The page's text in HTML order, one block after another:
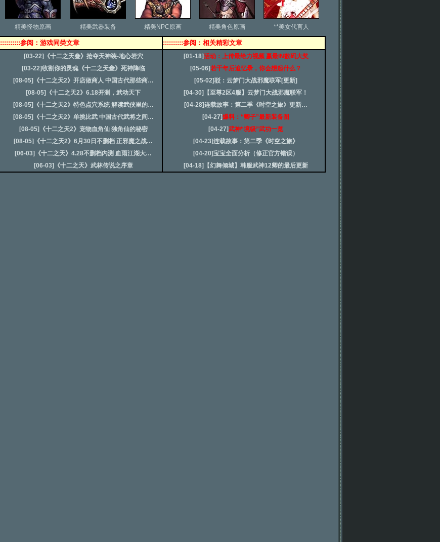
精美怪物原画 精美武器装备 精美NPC原画 精美角色原画 **美女代言人
::::::::::参阅：游戏同类文章 ::::::::::参阅：相关精彩文章
[03-22]
《十二之天叁》抢夺天神装-地心岩穴
[03-22]收割你的灵魂《十二之天叁》死神降临
[08-05]
《十二之天2》开店做商人 中国古代那些商…
[08-05]
《十二之天2》6.18开测，武动天下
[08-05]
《十二之天2》特色点穴系统 解读武侠里的…
[08-05]
《十二之天2》单挑比武 中国古代武将之间…
[08-05]
《十二之天2》宠物血角仙 独角仙的秘密
[08-05]
《十二之天2》6月30日不删档 正邪魔之战…
[06-03]
《十二之天》4.28不删档内测 血雨江湖大…
[06-03]
《十二之天》武林传说之序章
[01-18]活动：上传最给力视频 赢最IN数码大奖
[05-06]若干年后追忆录，你会想起什么？
[05-02]驳：云梦门大战邪魔联军[更新]
[04-30]
【至尊2区4服】云梦门大战邪魔联军！
[04-28]连载故事：第二季《时空之旅》更新…
[04-27]爆料：“卿子”最新装备图
[04-27]武神“境级”武功一览
[04-23]连载故事：第二季《时空之旅》
[04-20]宝宝全面分析（修正官方错误）
[04-18]
【幻舞倾城】韩服武神12卿的最后更新